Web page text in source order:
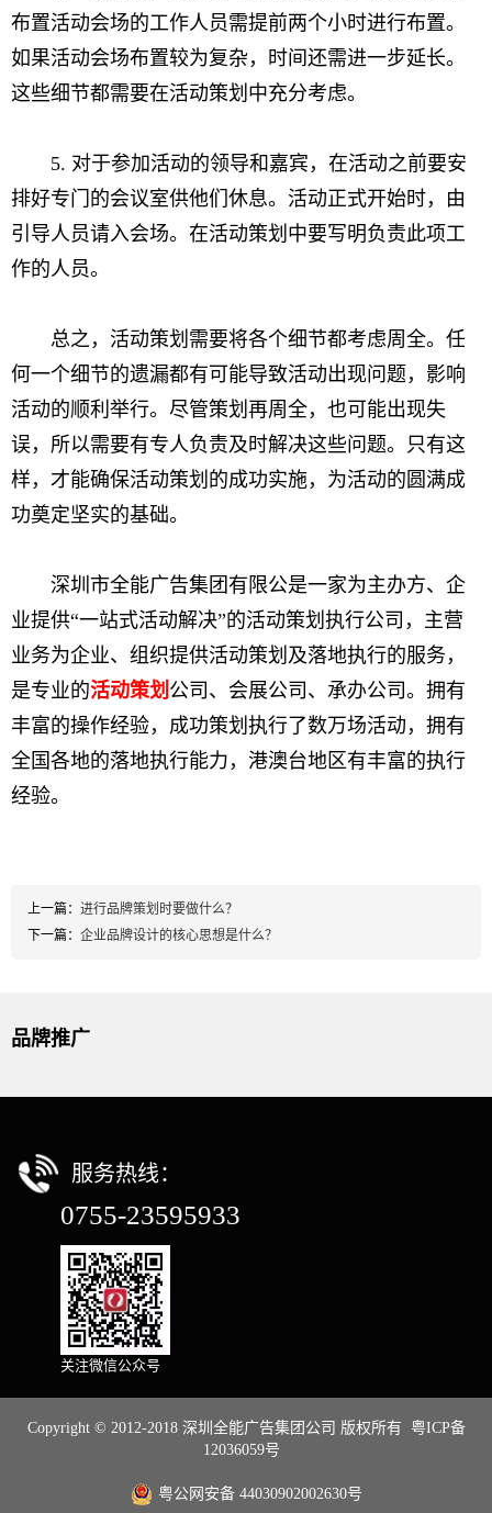
布置活动会场的工作人员需提前两个小时进行布置。
如果活动会场布置较为复杂，时间还需进一步延长。
这些细节都需要在活动策划中充分考虑。
5. 对于参加活动的领导和嘉宾，在活动之前要安
排好专门的会议室供他们休息。活动正式开始时，由
引导人员请入会场。在活动策划中要写明负责此项工
作的人员。
总之，活动策划需要将各个细节都考虑周全。任
何一个细节的遗漏都有可能导致活动出现问题，影响
活动的顺利举行。尽管策划再周全，也可能出现失
误，所以需要有专人负责及时解决这些问题。只有这
样，才能确保活动策划的成功实施，为活动的圆满成
功奠定坚实的基础。
深圳市全能广告集团有限公是一家为主办方、企
业提供“一站式活动解决”的活动策划执行公司，主营
业务为企业、组织提供活动策划及落地执行的服务，
是专业的活动策划 公司、会展公司、承办公司。拥有
丰富的操作经验，成功策划执行了数万场活动，拥有
全国各地的落地执行能力，港澳台地区有丰富的执行
经验。
上一篇： 进行品牌策划时要做什么？
下一篇： 企业品牌设计的核心思想是什么？
品牌推广
服务热线：
0755-23595933
关注微信公众号
Copyright © 2012-2018 深圳全能广告集团公司 版权所有 粤ICP备
12036059号
粤公网安备 44030902002630号